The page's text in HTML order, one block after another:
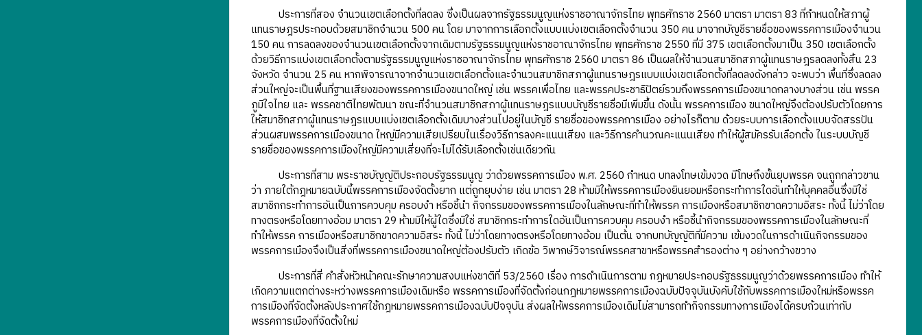
ประการที่สอง จำนวนเขตเลือกตั้งที่ลดลง ซึ่งเป็นผลจากรัฐธรรมนูญแห่งราชอาณาจักรไทย พุทธศักราช 2560 มาตรา มาตรา 83 ที่กำหนดให้สภาผู้
แทนราษฎรประกอบด้วยสมาชิกจำนวน 500 คน โดย มาจากการเลือกตั้งแบบแบ่งเขตเลือกตั้งจำนวน 350 คน มาจากบัญชีรายชื่อของพรรคการเมืองจำนวน
150 คน การลดลงของจำนวนเขตเลือกตั้งจากเดิมตามรัฐธรรมนูญแห่งราชอาณาจักรไทย พุทธศักราช 2550 ที่มี 375 เขตเลือกตั้งมาเป็น 350 เขตเลือกตั้ง
ด้วยวิธีการแบ่งเขตเลือกตั้งตามรัฐธรรมนูญแห่งราชอาณาจักรไทย พุทธศักราช 2560 มาตรา 86 เป็นผลให้จำนวนสมาชิกสภาผู้แทนราษฎรลดลงทั้งสิ้น 23
จังหวัด จำนวน 25 คน หากพิจารณาจากจำนวนเขตเลือกตั้งและจำนวนสมาชิกสภาผู้แทนราษฎรแบบแบ่งเขตเลือกตั้งที่ลดลงดังกล่าว จะพบว่า พื้นที่ซึ่งลดลง
ส่วนใหญ่จะเป็นพื้นที่ฐานเสียงของพรรคการเมืองขนาดใหญ่ เช่น พรรคเพื่อไทย และพรรคประชาธิปัตย์รวมถึงพรรคการเมืองขนาดกลางบางส่วน เช่น พรรค
ภูมิใจไทย และ พรรคชาติไทยพัฒนา ขณะที่จำนวนสมาชิกสภาผู้แทนราษฎรแบบบัญชีรายชื่อมีเพิ่มขึ้น ดังนั้น พรรคการเมือง ขนาดใหญ่จึงต้องปรับตัวโดยการ
ให้สมาชิกสภาผู้แทนราษฎรแบบแบ่งเขตเลือกตั้งเดิมบางส่วนไปอยู่ในบัญชี รายชื่อของพรรคการเมือง อย่างไรก็ตาม ด้วยระบบการเลือกตั้งแบบจัดสรรปัน
ส่วนผสมพรรคการเมืองขนาด ใหญ่มีความเสียเปรียบในเรื่องวิธีการลงคะแนนเสียง และวิธีการคำนวณคะแนนเสียง ทำให้ผู้สมัครรับเลือกตั้ง ในระบบบัญชี
รายชื่อของพรรคการเมืองใหญ่มีความเสี่ยงที่จะไม่ได้รับเลือกตั้งเช่นเดียวกัน
ประการที่สาม พระราชบัญญัติประกอบรัฐธรรมนูญ ว่าด้วยพรรคการเมือง พ.ศ. 2560 กำหนด บทลงโทษเข้มงวด มีโทษถึงขั้นยุบพรรค จนถูกกล่าวขาน
ว่า ภายใต้กฎหมายฉบับนี้พรรคการเมืองจัดตั้งยาก แต่ถูกยุบง่าย เช่น มาตรา 28 ห้ามมิให้พรรคการเมืองยินยอมหรือกระทำการใดอันทำให้บุคคลอื่นซึ่งมิใช่
สมาชิกกระทำการอันเป็นการควบคุม ครอบงำ หรือชี้นำ กิจกรรมของพรรคการเมืองในลักษณะที่ทำให้พรรค การเมืองหรือสมาชิกขาดความอิสระ ทั้งนี้ ไม่ว่าโดย
ทางตรงหรือโดยทางอ้อม มาตรา 29 ห้ามมิให้ผู้ใดซึ่งมิใช่ สมาชิกกระทำการใดอันเป็นการควบคุม ครอบงำ หรือชี้นำกิจกรรมของพรรคการเมืองในลักษณะที่
ทำให้พรรค การเมืองหรือสมาชิกขาดความอิสระ ทั้งนี้ ไม่ว่าโดยทางตรงหรือโดยทางอ้อม เป็นต้น จากบทบัญญัติที่มีความ เข้มงวดในการดำเนินกิจกรรมของ
พรรคการเมืองจึงเป็นสิ่งที่พรรคการเมืองขนาดใหญ่ต้องปรับตัว เกิดข้อ วิพากษ์วิจารณ์พรรคสาขาหรือพรรคสำรองต่าง ๆ อย่างกว้างขวาง
ประการที่สี่ คำสั่งหัวหน้าคณะรักษาความสงบแห่งชาติที่ 53/2560 เรื่อง การดำเนินการตาม กฎหมายประกอบรัฐธรรมนูญว่าด้วยพรรคการเมือง ทำให้
เกิดความแตกต่างระหว่างพรรคการเมืองเดิมหรือ พรรคการเมืองที่จัดตั้งก่อนกฎหมายพรรคการเมืองฉบับปัจจุบันบังคับใช้กับพรรคการเมืองใหม่หรือพรรค
การเมืองที่จัดตั้งหลังประกาศใช้กฎหมายพรรคการเมืองฉบับปัจจุบัน ส่งผลให้พรรคการเมืองเดิมไม่สามารถทำกิจกรรมทางการเมืองได้ครบถ้วนเท่ากับ
พรรคการเมืองที่จัดตั้งใหม่